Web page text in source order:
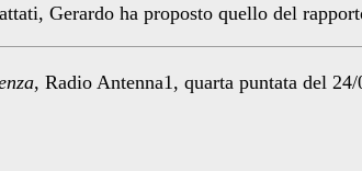
Gerardo ha proposto quello del
, Radio Antenna1, quarta puntata del